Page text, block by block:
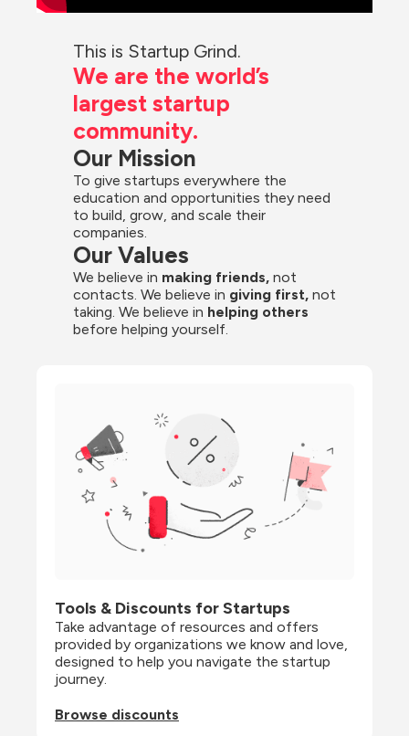
This is Startup Grind.
We are the world’s
largest startup
community.
Our Mission
To give startups everywhere the
education and opportunities they need
to build, grow, and scale their
companies.
Our Values
We believe in making friends, not
contacts. We believe in giving first, not
taking. We believe in helping others
before helping yourself.
Tools & Discounts for Startups
Take advantage of resources and offers
provided by organizations we know and love,
designed to help you navigate the startup
journey.
Browse discounts